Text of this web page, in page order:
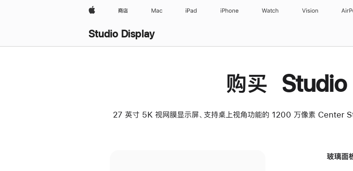
Apple 商店 Mac iPad iPhone Watch Vision
Studio Display
购买 Studio
27 英寸 5K 视网膜显示屏、支持桌上视角功能的 1200 万像素 Center
玻璃面